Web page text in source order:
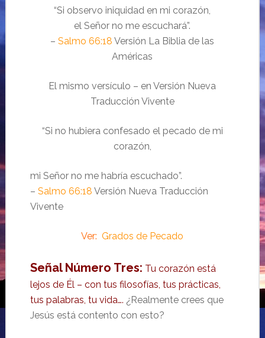
“Si observo iniquidad en mi corazón,
el Señor no me escuchará”.
–Salmo 66:18 Versión La Biblia de las
Américas
El mismo versículo – en Versión Nueva
Traducción Vivente
“Si no hubiera confesado el pecado de mi
corazón,
mi Señor no me habría escuchado”.
– Salmo 66:18 Versión Nueva Traducción
Vivente
Ver: Grados de Pecado
Señal Número Tres: Tu corazón está
lejos de Él – con tus filosofías, tus prácticas,
tus palabras, tu vida…. ¿Realmente crees que
Jesús está contento con esto?